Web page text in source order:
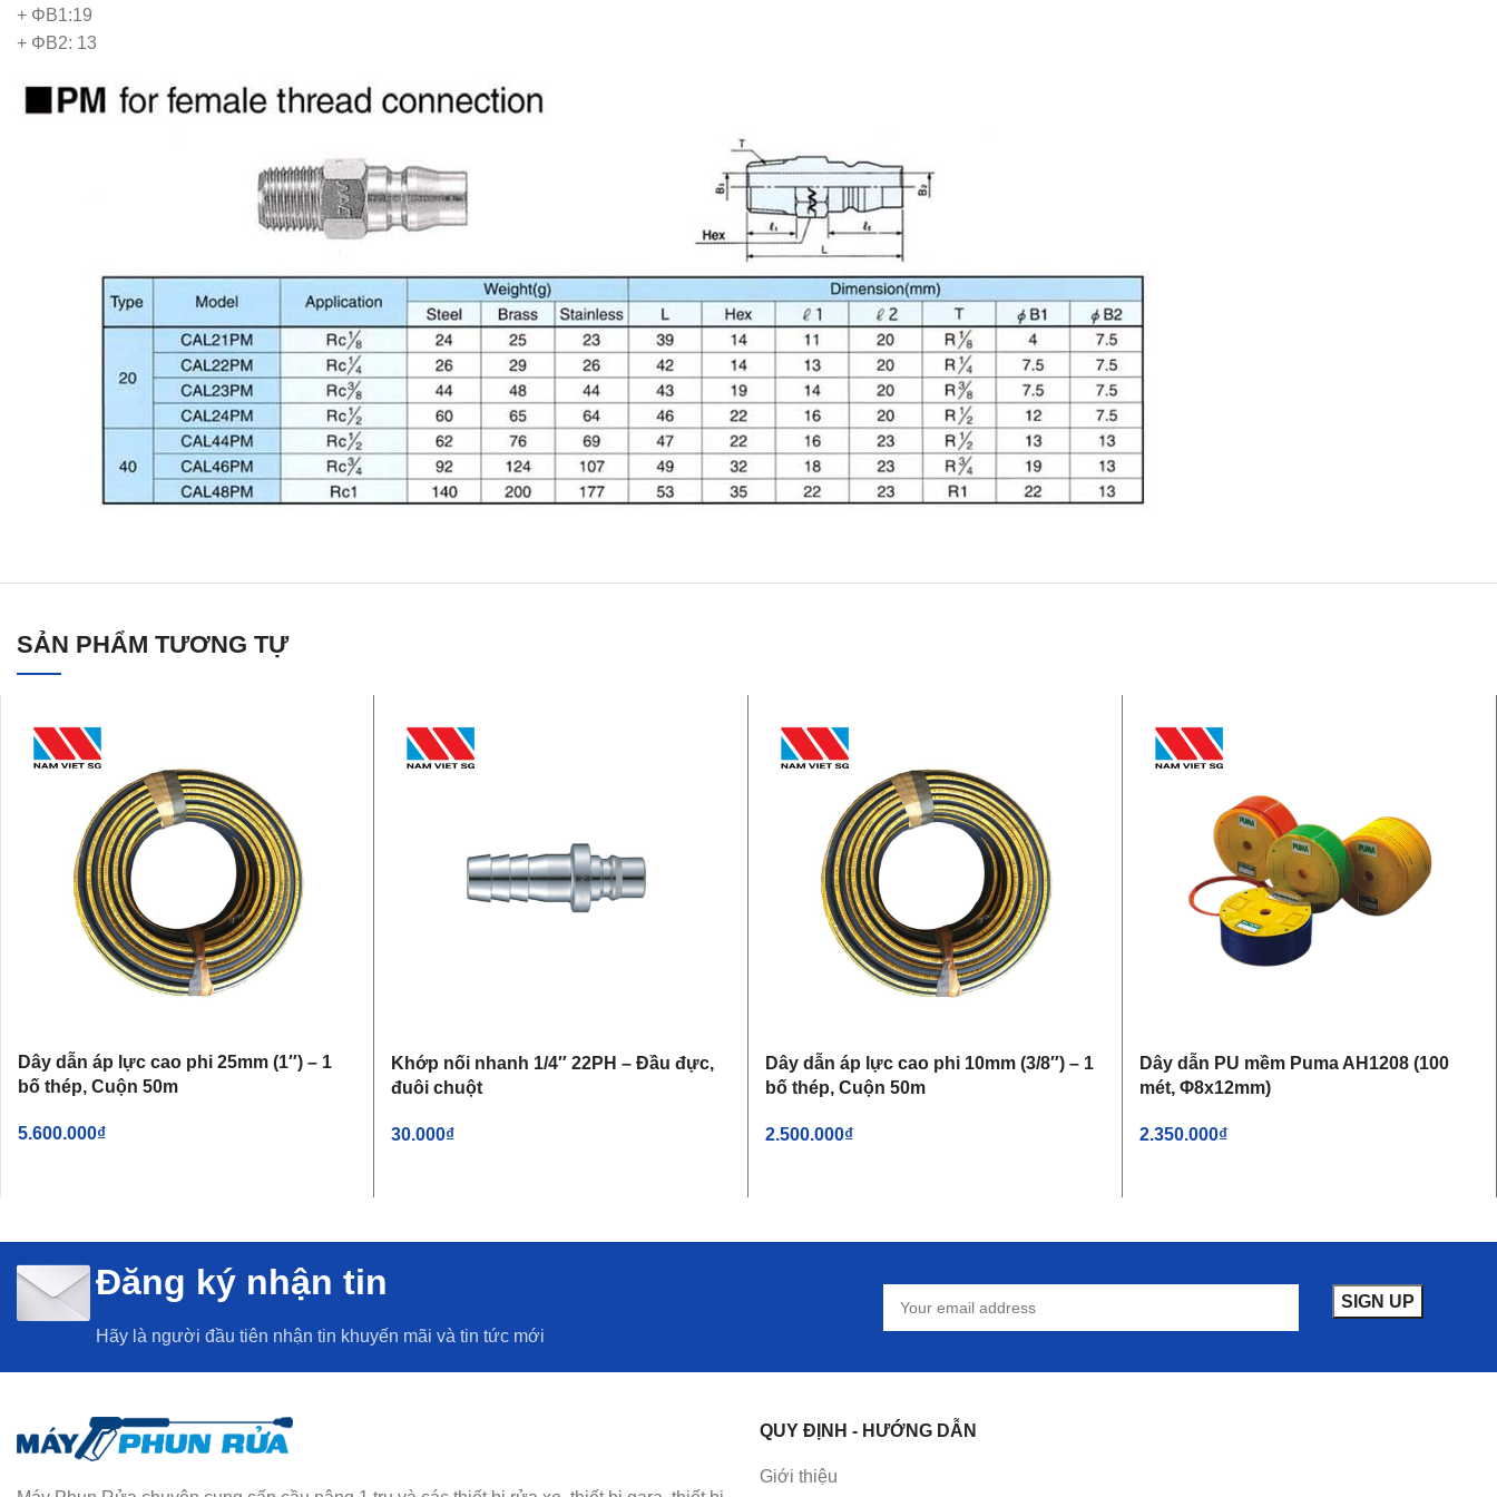
+ ΦB1:19
+ ΦB2: 13
SẢN PHẨM TƯƠNG TỰ
Dây dẫn áp lực cao phi 25mm (1″) – 1
bố thép, Cuộn 50m
5.600.000₫
Khớp nối nhanh 1/4″ 22PH – Đầu đực,
đuôi chuột
30.000₫
Dây dẫn áp lực cao phi 10mm (3/8″) – 1
bố thép, Cuộn 50m
2.500.000₫
Dây dẫn PU mềm Puma AH1208 (100
mét, Φ8x12mm)
2.350.000₫
Đăng ký nhận tin
Hãy là người đầu tiên nhận tin khuyến mãi và tin tức mới
QUY ĐỊNH - HƯỚNG DẪN
Giới thiệu